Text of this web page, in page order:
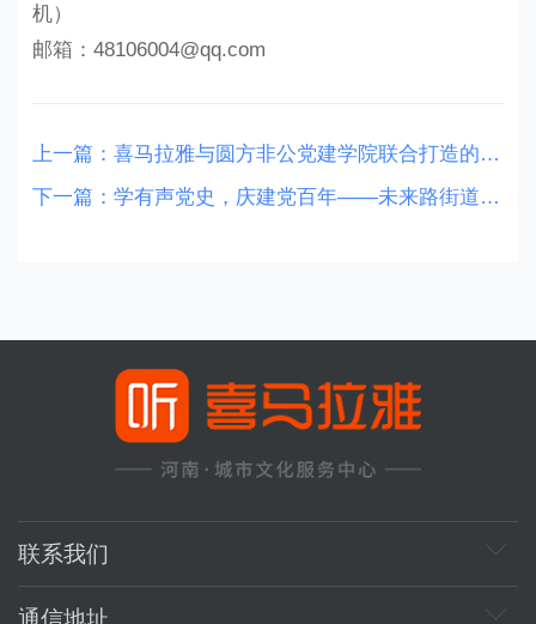
机）
邮箱：48106004@qq.com
上一篇： 喜马拉雅与圆方非公党建学院联合打造的“圆方5G智慧党建展馆”正式落成！
下一篇： 学有声党史，庆建党百年——未来路街道党史学习教育基地项目正式落地
联系我们
商务邮箱：48106004@qq.com